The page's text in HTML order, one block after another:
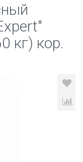
кг) кор.